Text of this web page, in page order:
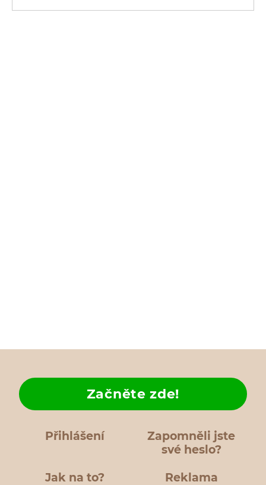
Přihlášení
Zapomněli jste
své heslo?
Jak na to?
Začněte zde!
Reklama